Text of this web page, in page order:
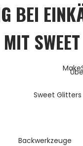
BEI
Sweet Glitters
Backwerkzeuge